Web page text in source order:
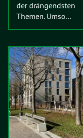
der drängendsten
Themen. Umso…